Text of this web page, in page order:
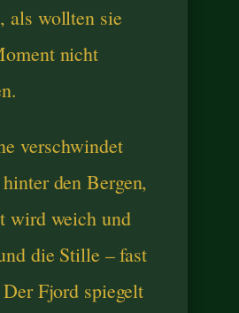
als wollten sie
nicht
verschwindet
den Bergen,
wird weich und
die Stille – fast
Fjord spiegelt